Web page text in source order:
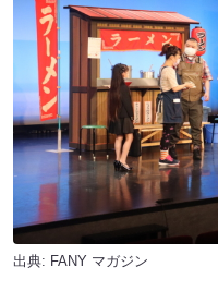
出典: FANY マガジン